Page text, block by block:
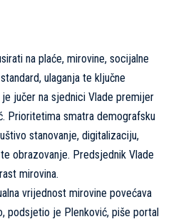
na plaće, mirovine, socijalne
ulaganja te ključne
jučer na sjednici Vlade premijer
Prioritetima smatra demografsku
stanovanje, digitalizaciju,
obrazovanje. Predsjednik Vlade
mirovina.
vrijednost mirovine povećava
podsjetio je Plenković, piše portal